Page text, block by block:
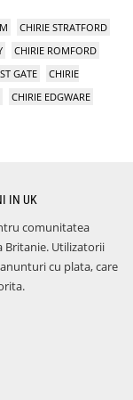
CHIRIE STRATFORD
CHIRIE ROMFORD
GATE
CHIRIE
CHIRIE EDGWARE
IN UK
comunitatea
Britanie. Utilizatorii
cu plata, care